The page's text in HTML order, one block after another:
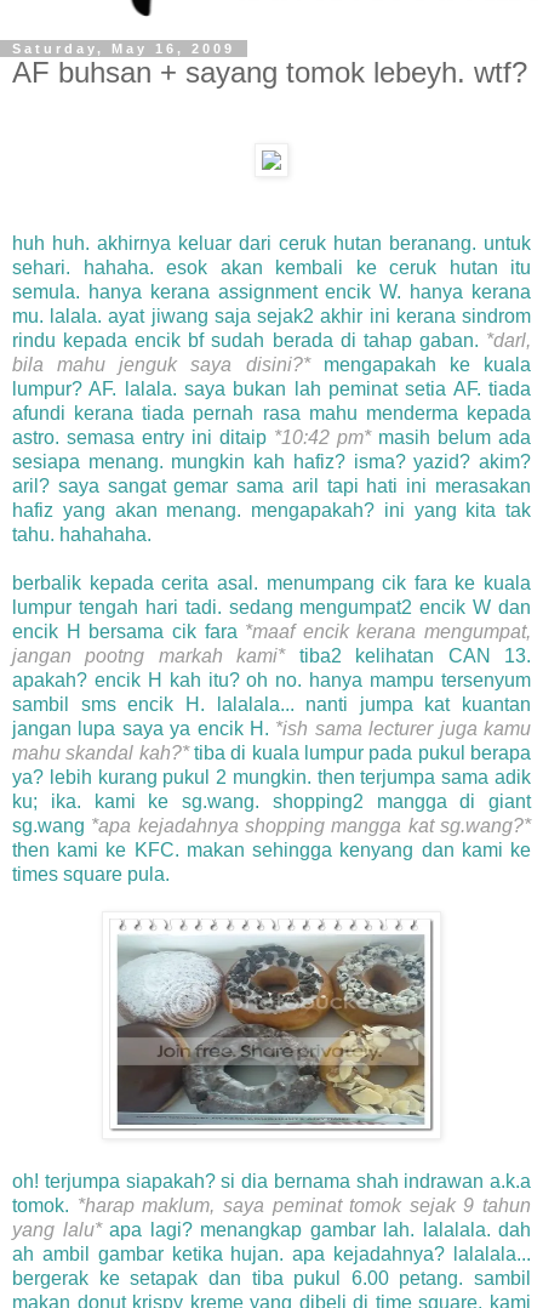
Saturday, May 16, 2009
AF buhsan + sayang tomok lebeyh. wtf?
huh huh. akhirnya keluar dari ceruk hutan beranang. untuk
sehari. hahaha. esok akan kembali ke ceruk hutan itu
semula. hanya kerana assignment encik W. hanya kerana
mu. lalala. ayat jiwang saja sejak2 akhir ini kerana sindrom
rindu kepada encik bf sudah berada di tahap gaban. *darl,
bila mahu jenguk saya disini?*mengapakah ke kuala
lumpur? AF. lalala. saya bukan lah peminat setia AF. tiada
afundi kerana tiada pernah rasa mahu menderma kepada
astro. semasa entry ini ditaip *10:42 pm*masih belum ada
sesiapa menang. mungkin kah hafiz? isma? yazid? akim?
aril? saya sangat gemar sama aril tapi hati ini merasakan
hafiz yang akan menang. mengapakah? ini yang kita tak
tahu. hahahaha.
berbalik kepada cerita asal. menumpang cik fara ke kuala
lumpur tengah hari tadi. sedang mengumpat2 encik W dan
encik H bersama cik fara *maaf encik kerana mengumpat,
jangan pootng markah kami* tiba2 kelihatan CAN 13.
apakah? encik H kah itu? oh no. hanya mampu tersenyum
sambil sms encik H. lalalala... nanti jumpa kat kuantan
jangan lupa saya ya encik H. *ish sama lecturer juga kamu
mahu skandal kah?*tiba di kuala lumpur pada pukul berapa
ya? lebih kurang pukul 2 mungkin. then terjumpa sama adik
ku; ika. kami ke sg.wang. shopping2 mangga di giant
sg.wang *apa kejadahnya shopping mangga kat sg.wang?*
then kami ke KFC. makan sehingga kenyang dan kami ke
times square pula.
oh! terjumpa siapakah? si dia bernama shah indrawan a.k.a
tomok. *harap maklum, saya peminat tomok sejak 9 tahun
yang lalu*apa lagi? menangkap gambar lah. lalalala. dah
ah ambil gambar ketika hujan. apa kejadahnya? lalalala...
bergerak ke setapak dan tiba pukul 6.00 petang. sambil
makan donut krispy kreme yang dibeli di time square, kami